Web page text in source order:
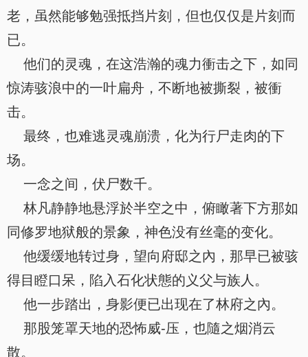
老，虽然能够勉强抵挡片刻，但也仅仅是片刻而
已。
他们的灵魂，在这浩瀚的魂力衝击之下，如同
惊涛骇浪中的一叶扁舟，不断地被撕裂，被衝
击。
最终，也难逃灵魂崩溃，化为行尸走肉的下
场。
一念之间，伏尸数千。
林凡静静地悬浮於半空之中，俯瞰著下方那如
同修罗地狱般的景象，神色没有丝毫的变化。
他缓缓地转过身，望向府邸之內，那早已被骇
得目瞪口呆，陷入石化状態的义父与族人。
他一步踏出，身影便已出现在了林府之內。
那股笼罩天地的恐怖威-压，也隨之烟消云
散。